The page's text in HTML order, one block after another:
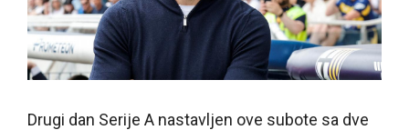
Drugi dan Serije A nastavljen ove subote sa dve